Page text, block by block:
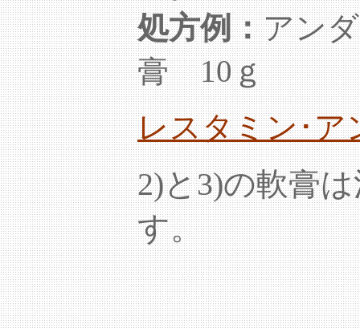
処方例：アン
膏 10ｇ
レスタミン･ア
2)と3)の軟膏
す。